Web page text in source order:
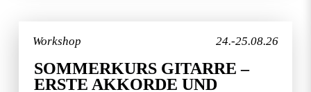
24.-25.08.26
Workshop
SOMMERKURS GITARRE –
ERSTE AKKORDE UND